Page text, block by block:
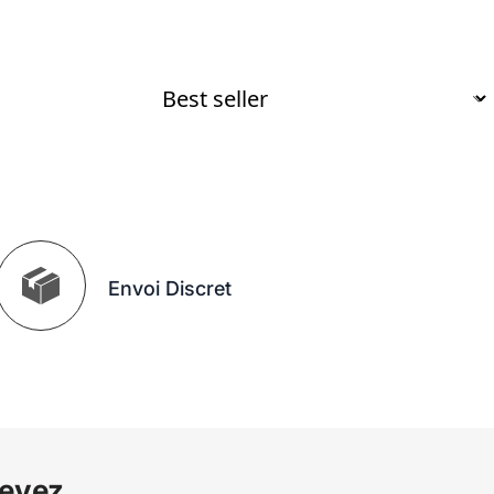
Envoi Discret